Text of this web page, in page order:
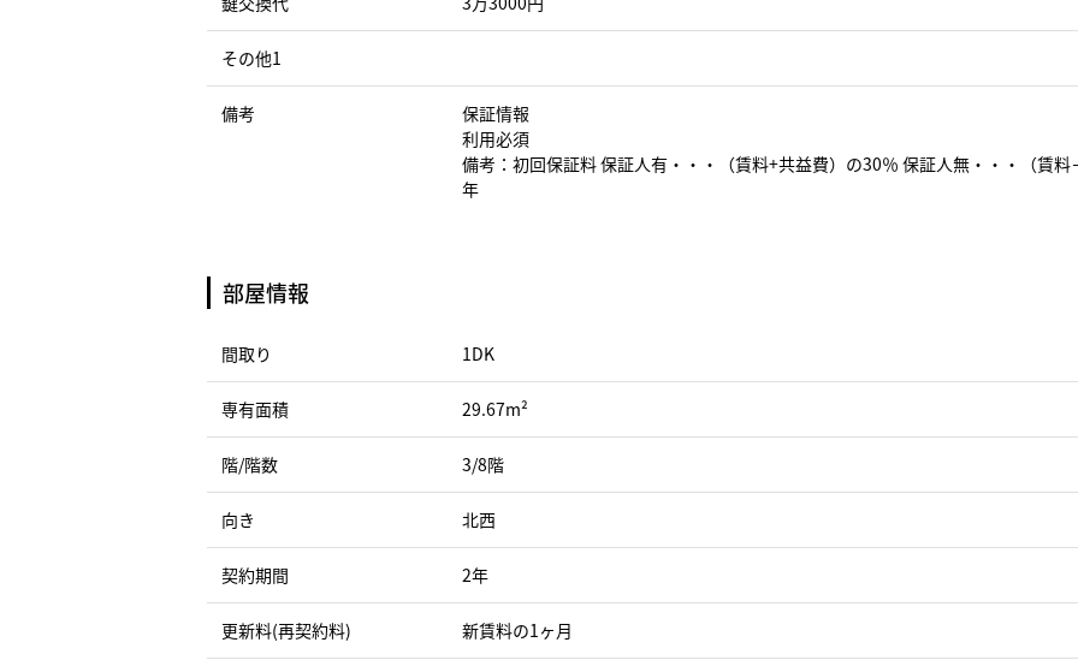
その他1
備考
保証情報
利用必須
備考：初回保証料 保証人有・・・（賃料+共益費）の30％ 保証人無・・・（賃
年
部屋情報
間取り 1DK
専有面積 29.67m²
階/階数 3/8階
向き 北西
契約期間 2年
更新料(再契約料) 新賃料の1ヶ月